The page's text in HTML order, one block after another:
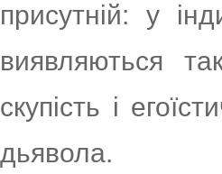
присутній: у
виявляються
скупість і
дьявола.